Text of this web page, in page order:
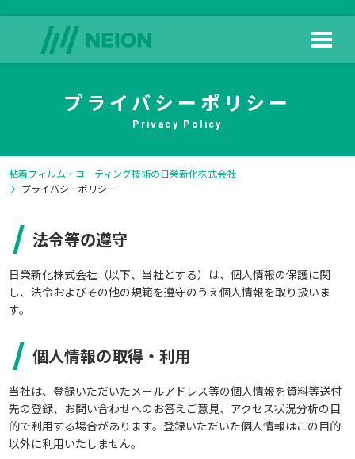
日榮新化の技術
製品情報
ダウンロード 会社情報
プライバシーポリシー
Privacy Policy
粘着フィルム・コーティング技術の日榮新化株式会社
プライバシーポリシー
法令等の遵守
日榮新化株式会社（以下、当社とする）は、個人情報の保護に関
し、法令およびその他の規範を遵守のうえ個人情報を取り扱いま
す。
個人情報の取得・利用
当社は、登録いただいたメールアドレス等の個人情報を資料等送付
先の登録、お問い合わせへのお答えご意見、アクセス状況分析の目
的で利用する場合があります。登録いただいた個人情報はこの目的
以外に利用いたしません。